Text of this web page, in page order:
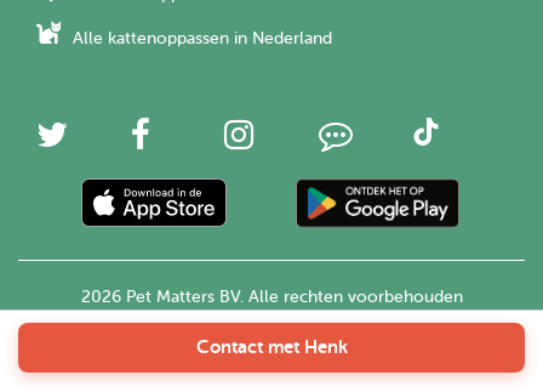
Contact met Henk
Alle kattenoppassen in Nederland
2026 Pet Matters BV. Alle rechten voorbehouden